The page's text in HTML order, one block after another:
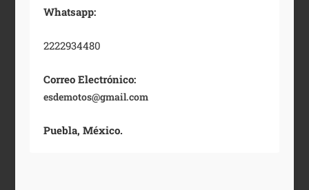
Whatsapp:
2222934480
Correo Electrónico:
esdemotos@gmail.com
Puebla, México.